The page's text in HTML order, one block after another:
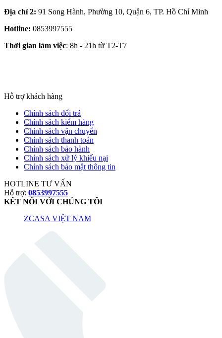
Địa chỉ 2: 91 Song Hành, Phường 10, Quận 6, TP. Hồ Chí Minh
Hotline: 0853997555
Thời gian làm việc: 8h - 21h từ T2-T7
Hỗ trợ khách hàng
Chính sách đổi trả
Chính sách kiểm hàng
Chính sách vận chuyển
Chính sách thanh toán
Chính sách bảo hành
Chính sách xử lý khiếu nại
Chính sách bảo mật thông tin
HOTLINE TƯ VẤN
Hỗ trợ: 0853997555
KẾT NỐI VỚI CHÚNG TÔI
ZCASA VIỆT NAM